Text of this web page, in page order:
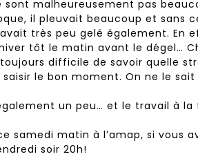
sont malheureusement pas
il pleuvait beaucoup et sans
très peu gelé également. En
tôt le matin avant le dégel…
difficile de savoir quelle
le bon moment. On ne le sait
un peu… et le travail à la
samedi matin à l’amap, si vous
soir 20h!